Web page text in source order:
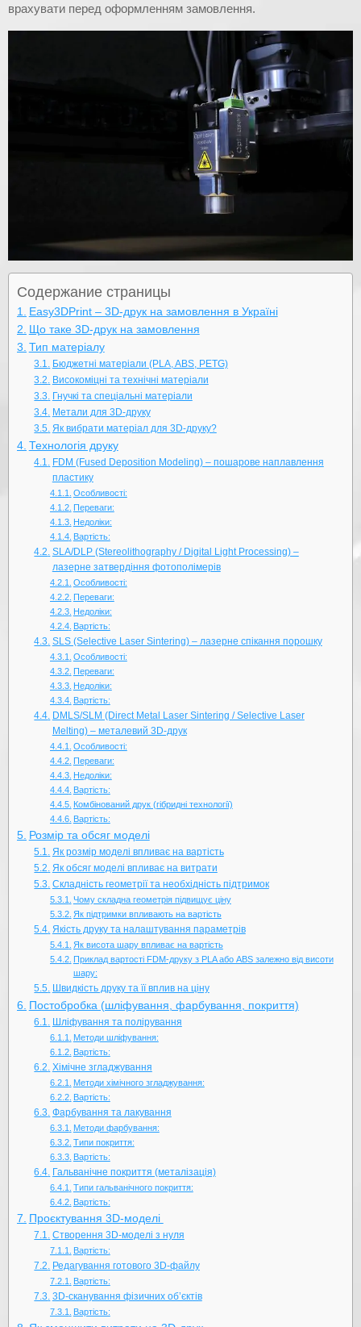
врахувати перед оформленням замовлення.
Содержание страницы
Easy3DPrint – 3D-друк на замовлення в Україні
Що таке 3D-друк на замовлення
Тип матеріалу
Бюджетні матеріали (PLA, ABS, PETG)
Високоміцні та технічні матеріали
Гнучкі та спеціальні матеріали
Метали для 3D-друку
Як вибрати матеріал для 3D-друку?
Технологія друку
FDM (Fused Deposition Modeling) – пошарове наплавлення
пластику
Особливості:
Переваги:
Недоліки:
Вартість:
SLA/DLP (Stereolithography / Digital Light Processing) –
лазерне затвердіння фотополімерів
Особливості:
Переваги:
Недоліки:
Вартість:
SLS (Selective Laser Sintering) – лазерне спікання порошку
Особливості:
Переваги:
Недоліки:
Вартість:
DMLS/SLM (Direct Metal Laser Sintering / Selective Laser
Melting) – металевий 3D-друк
Особливості:
Переваги:
Недоліки:
Вартість:
Комбінований друк (гібридні технології)
Вартість:
Розмір та обсяг моделі
Як розмір моделі впливає на вартість
Як обсяг моделі впливає на витрати
Складність геометрії та необхідність підтримок
Чому складна геометрія підвищує ціну
Як підтримки впливають на вартість
Якість друку та налаштування параметрів
Як висота шару впливає на вартість
Приклад вартості FDM-друку з PLA або ABS залежно від висоти
шару:
Швидкість друку та її вплив на ціну
Постобробка (шліфування, фарбування, покриття)
Шліфування та полірування
Методи шліфування:
Вартість:
Хімічне згладжування
Методи хімічного згладжування:
Вартість:
Фарбування та лакування
Методи фарбування:
Типи покриття:
Вартість:
Гальванічне покриття (металізація)
Типи гальванічного покриття:
Вартість:
Проєктування 3D-моделі
Створення 3D-моделі з нуля
Вартість:
Редагування готового 3D-файлу
Вартість:
3D-сканування фізичних об’єктів
Вартість: